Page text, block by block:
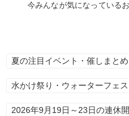
今みんなが気になっている
夏の注目イベント・催しまとめ
水かけ祭り・ウォーターフェス
2026年9月19日～23日の連休